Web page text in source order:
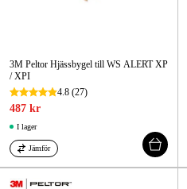
3M Peltor Hjässbygel till WS ALERT XP
/ XPI
4.8 (27)
487 kr
I lager
Jämför